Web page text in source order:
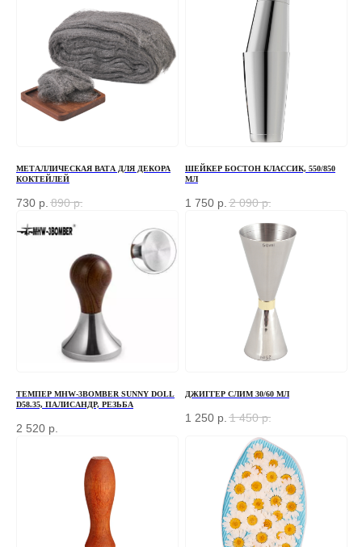
МЕТАЛЛИЧЕСКАЯ ВАТА ДЛЯ ДЕКОРА
КОКТЕЙЛЕЙ
730 р. 890 р.
ШЕЙКЕР БОСТОН КЛАССИК, 550/850
МЛ
1 750 р. 2 090 р.
ТЕМПЕР MHW-3BOMBER SUNNY DOLL
D58.35, ПАЛИСАНДР, РЕЗЬБА
2 520 р.
ДЖИГГЕР СЛИМ 30/60 МЛ
1 250 р. 1 450 р.
нужна консультация — оставьте свои контакты, мы
свяжемся с вами